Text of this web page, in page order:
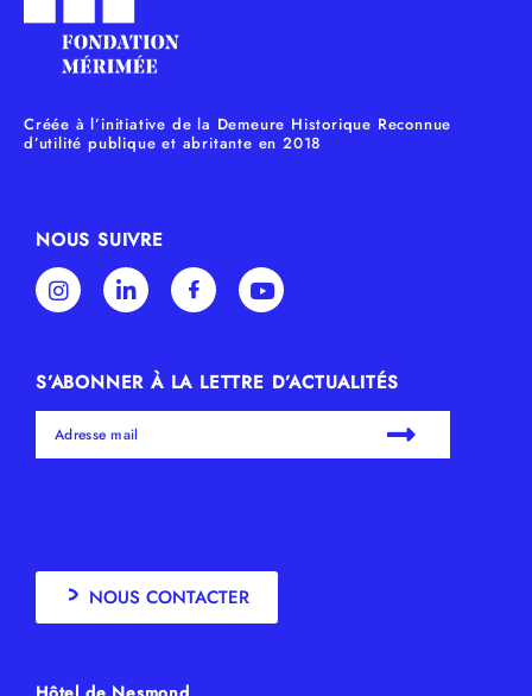
Créée à l’initiative de la Demeure Historique Reconnue
d’utilité publique et abritante en 2018
NOUS SUIVRE
S’ABONNER À LA LETTRE D’ACTUALITÉS
NOUS CONTACTER